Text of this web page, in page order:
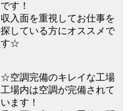
です！
収入面を重視してお仕事を
探している方にオススメで
す☆
☆空調完備のキレイな工場
工場内は空調が完備されて
います！